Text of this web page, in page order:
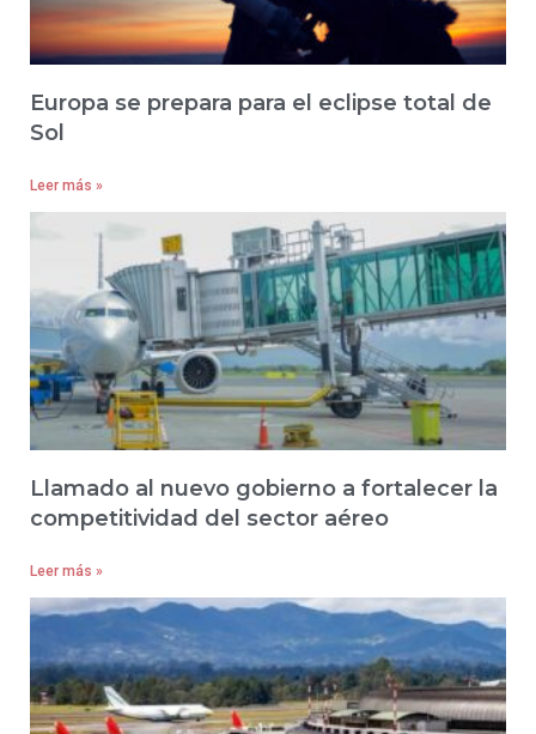
Europa se prepara para el eclipse total de
Sol
Leer más »
Llamado al nuevo gobierno a fortalecer la
competitividad del sector aéreo
Leer más »